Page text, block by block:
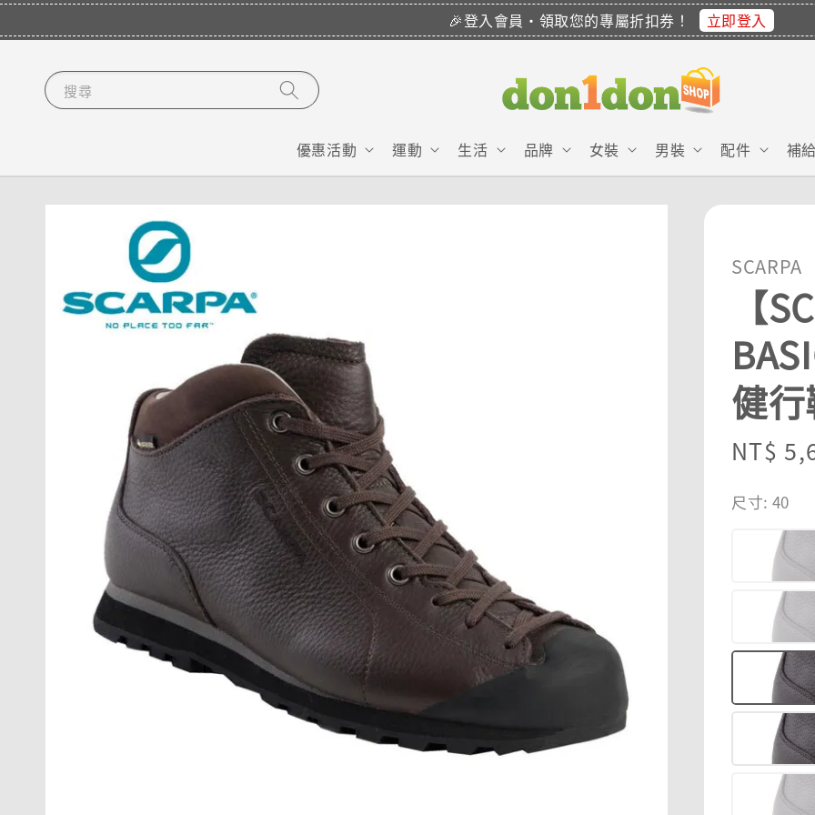
🎉登入會員・領取您的專屬折扣券！ 立即登入
搜尋
優惠活動 運動 生活 品牌 女裝 男裝 配件 補
SCARPA
【
健
NT$
尺寸: 40